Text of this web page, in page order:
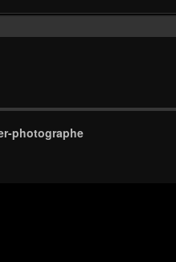
photographe